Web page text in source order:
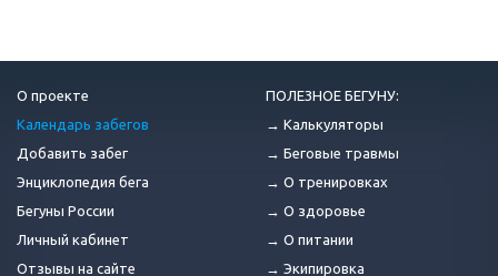
О проекте
Календарь забегов
Добавить забег
Энциклопедия бега
Бегуны России
Личный кабинет
Отзывы на сайте
ПОЛЕЗНОЕ БЕГУНУ:
→ Калькуляторы
→ Беговые травмы
→ О тренировках
→ О здоровье
→ О питании
→ Экипировка